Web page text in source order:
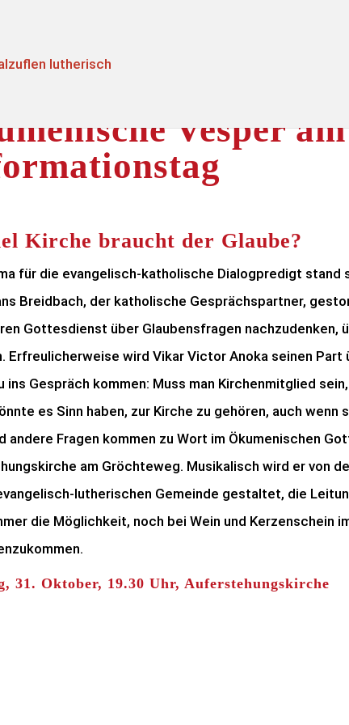
Vesper am
Kirche braucht der Glaube?
für die evangelisch-katholische Dialogpredigt
Breidbach, der katholische Gesprächspartner,
Gottesdienst über Glaubensfragen nachzudenken,
Erfreulicherweise wird Vikar Victor Anoka seinen
ins Gespräch kommen: Muss man Kirchenmitglied
es Sinn haben, zur Kirche zu gehören, auch
andere Fragen kommen zu Wort im Ökumenischen
am Gröchteweg. Musikalisch wird er von
lutherischen Gemeinde gestaltet, die
die Möglichkeit, noch bei Wein und Kerzenschein
31. Oktober, 19.30 Uhr, Auferstehungskirche